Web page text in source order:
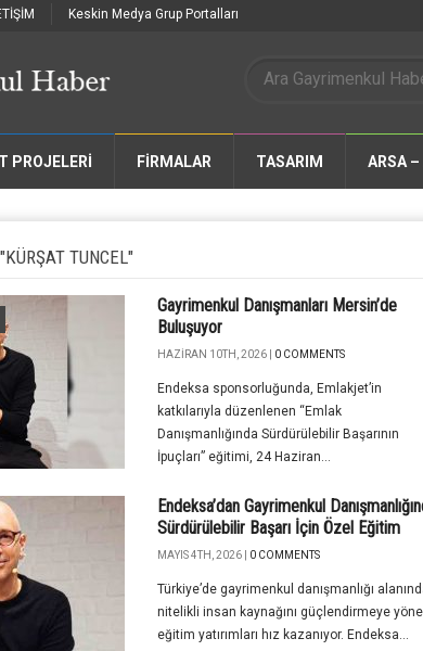
Keskin Medya Grup Portalları
PROJELERİ FIRMALAR TASARIM ARSA
TUNCEL"
Gayrimenkul Danışmanları Mersin’de
Buluşuyor
HAZIRAN 10TH, 2026 | 0 COMMENTS
Endeksa sponsorluğunda, Emlakjet’in
katkılarıyla düzenlenen “Emlak
Danışmanlığında Sürdürülebilir Başarının
İpuçları” eğitimi, 24 Haziran...
Endeksa’dan Gayrimenkul
Sürdürülebilir Başarı İçin Özel Eğitim
MAYIS 4TH, 2026 | 0 COMMENTS
Türkiye’de gayrimenkul danışmanlığı
nitelikli insan kaynağını güçlendirmeye
eğitim yatırımları hız kazanıyor. Endeksa...